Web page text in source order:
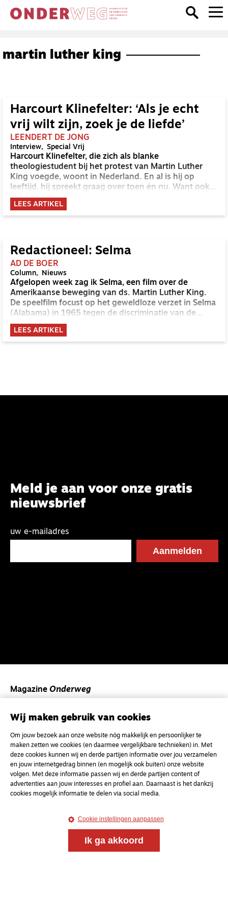
martin luther king
Harcourt Klinefelter: ‘Als je echt
vrij wilt zijn, zoek je de liefde’
LEENDERT DE JONG
Interview Special Vrij
Harcourt Klinefelter, die zich als blanke
theologiestudent bij het protest van Martin Luther
King voegde, woont in Nederland. En al is hij op
leeftijd, hij spreekt graag over toen én nu. Want ook
vandaag is er achterstelling: ‘Vrij zijn is de ruimte om
te willen omgaan met wie dan ook.’
LEES ARTIKEL
Redactioneel: Selma
AD DE BOER
Column Nieuws
Afgelopen week zag ik Selma, een film over de
Amerikaanse beweging van ds. Martin Luther King.
De speelfilm focust op het geweldloze verzet in Selma
(Alabama) in 1965 tegen de discriminatie van de
zwarte bevolking.
LEES ARTIKEL
Meld je aan voor onze gratis
nieuwsbrief
uw e-mailadres
Magazine Onderweg
en gesprek voor christenen onderweg, in het bijzonder
voor de Nederlandse Gereformeerde Kerken.
MagazineOnderweg
Kvk-nummer 33277063
NL46 INGB 0117 5827 86
info@onderwegonline.nl
Wij maken gebruik van cookies
Om jouw bezoek aan onze website nóg makkelijk en persoonlijker te
maken zetten we cookies (en daarmee vergelijkbare technieken) in. Met
deze cookies kunnen wij en derde partijen informatie over jou verzamelen
en jouw internetgedrag binnen (en mogelijk ook buiten) onze website
volgen. Met deze informatie passen wij en derde partijen content of
advertenties aan jouw interesses en profiel aan. Daarnaast is het dankzij
cookies mogelijk informatie te delen via social media.
Cookie instellingen aanpassen
Ik ga akkoord